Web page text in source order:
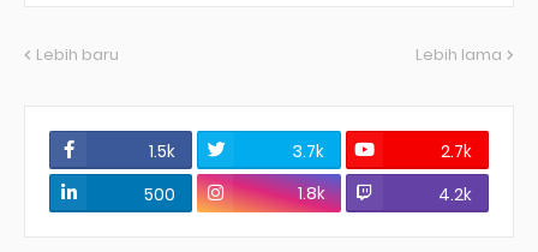
Lebih baru Lebih lama
1.5k 3.7k
2.7k
500
1.8k 4.2k